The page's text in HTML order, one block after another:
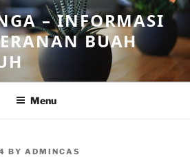
– INFORMASI
BUAH
Menu
BY ADMINCAS